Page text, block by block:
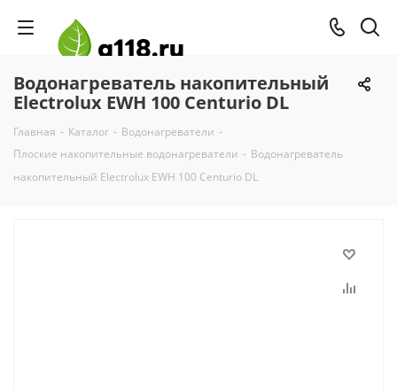
Водонагреватель накопительный
Electrolux EWH 100 Centurio DL
Главная - Каталог - Водонагреватели -
Плоские накопительные водонагреватели - Водонагреватель
накопительный Electrolux EWH 100 Centurio DL